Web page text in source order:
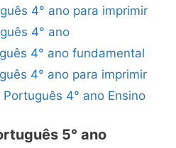
4° ano para imprimir
4° ano
4° ano fundamental
4° ano para imprimir
4° ano Ensino
5° ano